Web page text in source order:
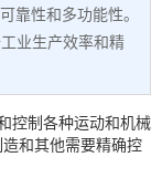
靠性和多功能性。
业生产效率和精
控制各种运动和机械
和其他需要精确控